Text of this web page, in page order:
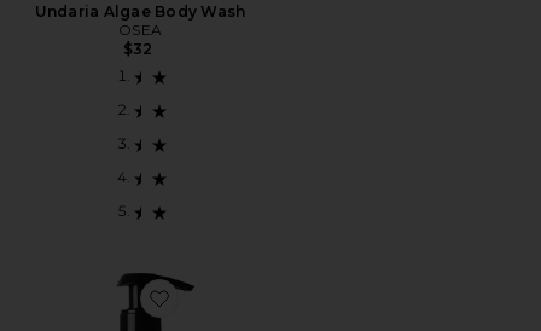
Undaria Algae Body Wash
OSEA
$32
Favorite Saffron & Cedar Body Wash